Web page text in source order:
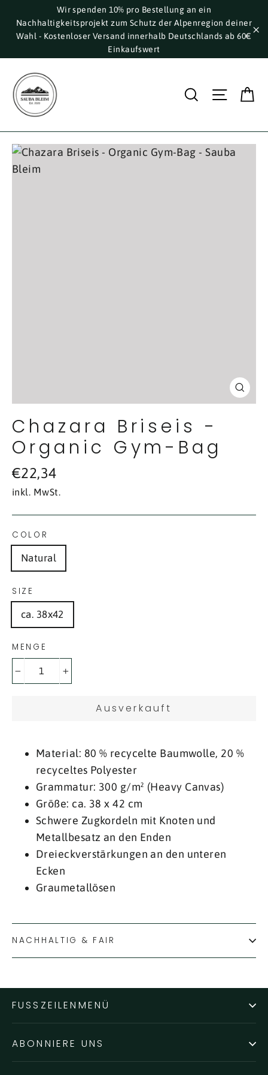
zum
Inhalt
Wir spenden 10% pro Bestellung an ein
Nachhaltigkeitsprojekt zum Schutz der Alpenregion deiner
Wahl - Kostenloser Versand innerhalb Deutschlands ab 60€
Einkaufswert
Suche
Chazara Briseis -
Organic Gym-Bag
Normaler
Preis
€22,34
inkl. MwSt.
COLOR
Natural
SIZE
ca. 38x42
MENGE
Ausverkauft
Material: 80 % recycelte Baumwolle, 20 %
recyceltes Polyester
Grammatur: 300 g/m² (Heavy Canvas)
Größe: ca. 38 x 42 cm
Schwere Zugkordeln mit Knoten und
Metallbesatz an den Enden
Dreieckverstärkungen an den unteren
Ecken
Graumetallösen
NACHHALTIG & FAIR
FUSSZEILENMENÜ
ABONNIERE UNS